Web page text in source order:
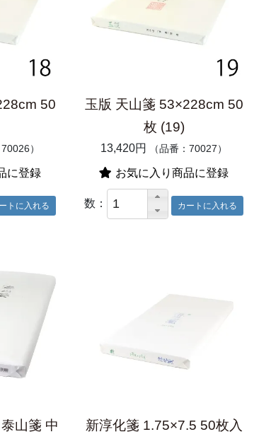
50
）
に登録
玉版 天山箋 53×228cm 50
枚 (19)
13,420円 （品番：70027）
お気に入り商品に登録
数：
山箋 中
新淳化箋 1.75×7.5 50枚入